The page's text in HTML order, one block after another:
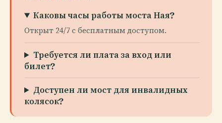
Каковы часы работы моста Ная?
Открыт 24/7 с бесплатным доступом.
Требуется ли плата за вход или
билет?
Доступен ли мост для инвалидных
колясок?